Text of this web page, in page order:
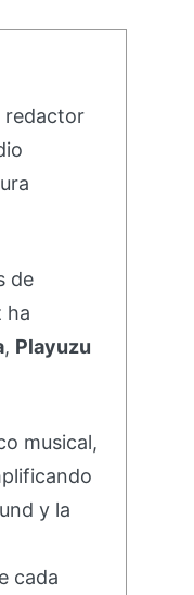
redactor
de
ha
, Playuzu
musical,
y la
cada